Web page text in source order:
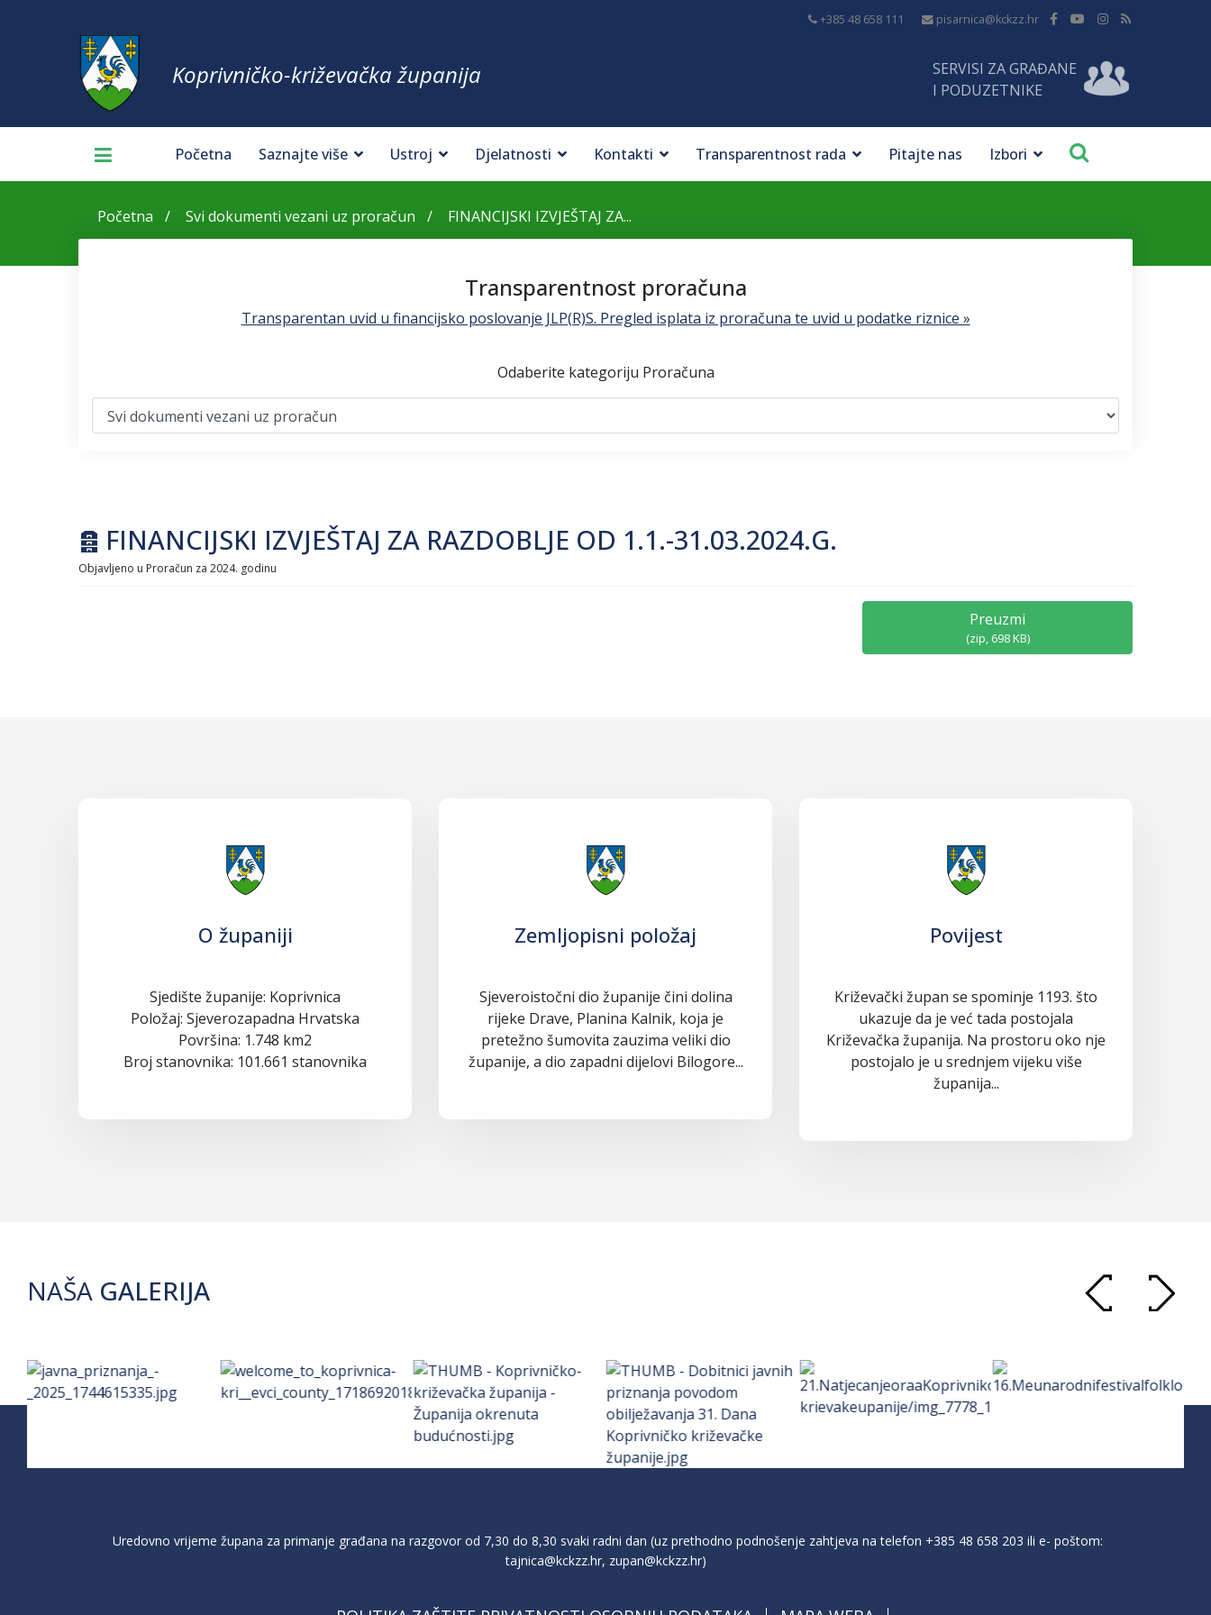
+385 48 658 111 pisarnica@kckzz.hr
Koprivničko-križevačka županija
SERVISI ZA GRAĐANE
I PODUZETNIKE
Početna Saznajte više Ustroj Djelatnosti Kontakti Transparentnost rada Pitajte nas Izbori
Početna Svi dokumenti vezani uz proračun FINANCIJSKI IZVJEŠTAJ ZA...
Transparentnost proračuna
Transparentan uvid u financijsko poslovanje JLP(R)S. Pregled isplata iz proračuna te uvid u podatke riznice »
Odaberite kategoriju Proračuna
archive
FINANCIJSKI IZVJEŠTAJ ZA RAZDOBLJE OD 1.1.-31.03.2024.G.
Objavljeno u Proračun za 2024. godinu
Preuzmi
(zip, 698 KB)
O županiji
Sjedište županije: Koprivnica
Položaj: Sjeverozapadna Hrvatska
Površina: 1.748 km2
Broj stanovnika: 101.661 stanovnika
Zemljopisni položaj
Sjeveroistočni dio županije čini dolina
rijeke Drave, Planina Kalnik, koja je
pretežno šumovita zauzima veliki dio
županije, a dio zapadni dijelovi Bilogore...
Povijest
Križevački župan se spominje 1193. što
ukazuje da je već tada postojala
Križevačka županija. Na prostoru oko nje
postojalo je u srednjem vijeku više
županija...
NAŠA GALERIJA
Uredovno vrijeme župana za primanje građana na razgovor od 7,30 do 8,30 svaki radni dan (uz prethodno podnošenje zahtjeva na telefon +385 48 658 203 ili e- poštom:
tajnica@kckzz.hr, zupan@kckzz.hr)